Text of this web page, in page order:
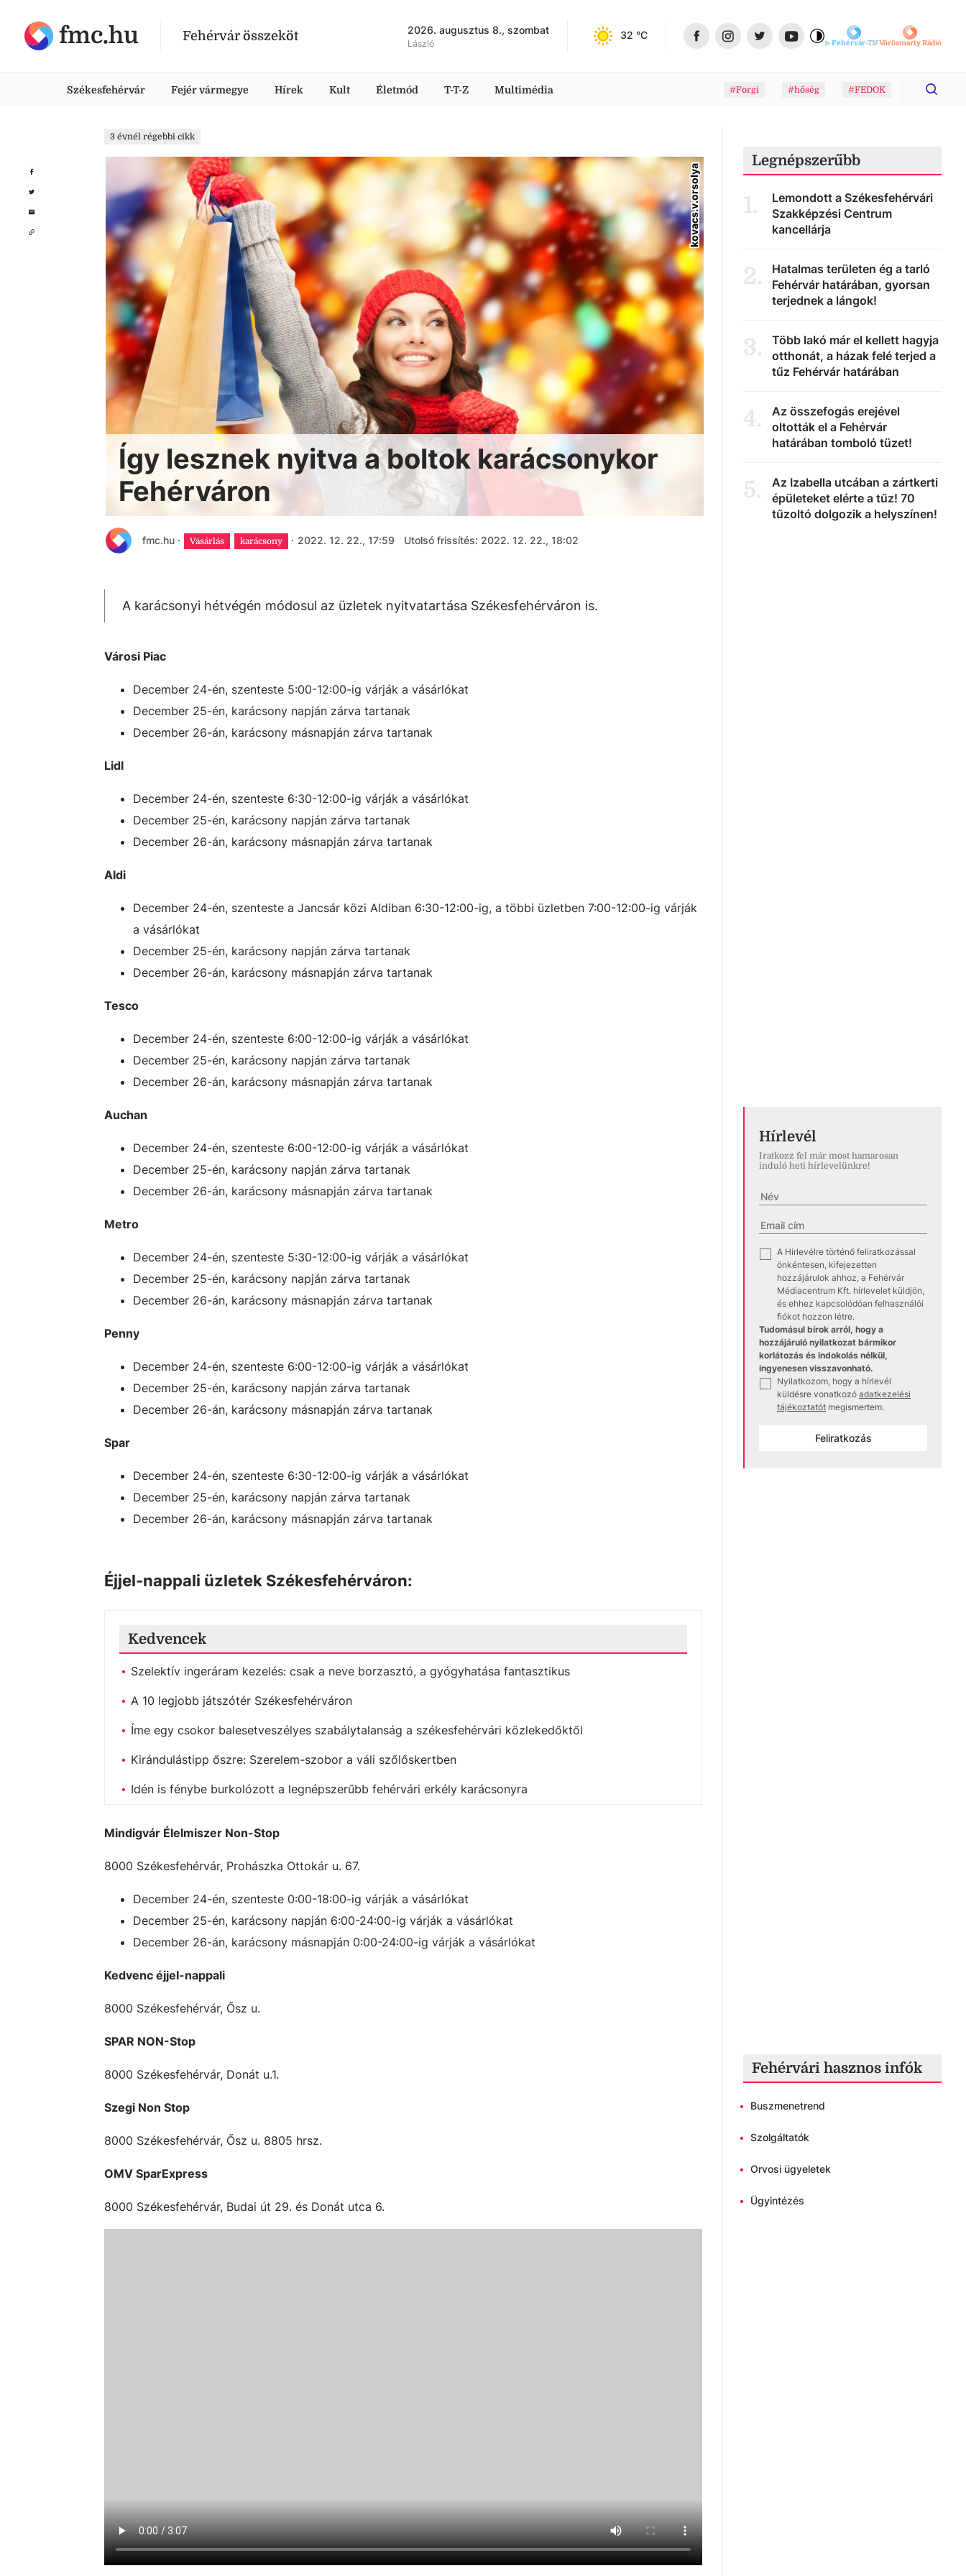
fmc.hu Fehérvár összeköt 2026. augusztus 8., szombat
László
32 °C
Fehérvár-TVVörösmarty Rádió
Székesfehérvár Fejér vármegye Hírek Kult Életmód T-T-Z Multimédia #Forgi #hőség #FEDOK
3 évnél régebbi cikk
kovacs.v.orsolya
Így lesznek nyitva a boltok karácsonykor
Fehérváron
fmc.hu · Vásárlás karácsony · 2022. 12. 22., 17:59 Utolsó frissítés: 2022. 12. 22., 18:02
A karácsonyi hétvégén módosul az üzletek nyitvatartása Székesfehérváron is.
Városi Piac
December 24-én, szenteste 5:00-12:00-ig várják a vásárlókat
December 25-én, karácsony napján zárva tartanak
December 26-án, karácsony másnapján zárva tartanak
Lidl
December 24-én, szenteste 6:30-12:00-ig várják a vásárlókat
December 25-én, karácsony napján zárva tartanak
December 26-án, karácsony másnapján zárva tartanak
Aldi
December 24-én, szenteste a Jancsár közi Aldiban 6:30-12:00-ig, a többi üzletben 7:00-12:00-ig várják
a vásárlókat
December 25-én, karácsony napján zárva tartanak
December 26-án, karácsony másnapján zárva tartanak
Tesco
December 24-én, szenteste 6:00-12:00-ig várják a vásárlókat
December 25-én, karácsony napján zárva tartanak
December 26-án, karácsony másnapján zárva tartanak
Auchan
December 24-én, szenteste 6:00-12:00-ig várják a vásárlókat
December 25-én, karácsony napján zárva tartanak
December 26-án, karácsony másnapján zárva tartanak
Metro
December 24-én, szenteste 5:30-12:00-ig várják a vásárlókat
December 25-én, karácsony napján zárva tartanak
December 26-án, karácsony másnapján zárva tartanak
Penny
December 24-én, szenteste 6:00-12:00-ig várják a vásárlókat
December 25-én, karácsony napján zárva tartanak
December 26-án, karácsony másnapján zárva tartanak
Spar
December 24-én, szenteste 6:30-12:00-ig várják a vásárlókat
December 25-én, karácsony napján zárva tartanak
December 26-án, karácsony másnapján zárva tartanak
Éjjel-nappali üzletek Székesfehérváron:
Kedvencek
Szelektív ingeráram kezelés: csak a neve borzasztó, a gyógyhatása fantasztikus
A 10 legjobb játszótér Székesfehérváron
Íme egy csokor balesetveszélyes szabálytalanság a székesfehérvári közlekedőktől
Kirándulástipp őszre: Szerelem-szobor a váli szőlőskertben
Idén is fénybe burkolózott a legnépszerűbb fehérvári erkély karácsonyra
Mindigvár Élelmiszer Non-Stop
8000 Székesfehérvár, Prohászka Ottokár u. 67.
December 24-én, szenteste 0:00-18:00-ig várják a vásárlókat
December 25-én, karácsony napján 6:00-24:00-ig várják a vásárlókat
December 26-án, karácsony másnapján 0:00-24:00-ig várják a vásárlókat
Kedvenc éjjel-nappali
8000 Székesfehérvár, Ősz u.
SPAR NON-Stop
8000 Székesfehérvár, Donát u.1.
Szegi Non Stop
8000 Székesfehérvár, Ősz u. 8805 hrsz.
OMV SparExpress
8000 Székesfehérvár, Budai út 29. és Donát utca 6.
Legnépszerűbb
1.
Lemondott a Székesfehérvári
Szakképzési Centrum
kancellárja
2.
Hatalmas területen ég a tarló
Fehérvár határában, gyorsan
terjednek a lángok!
3.
Több lakó már el kellett hagyja
otthonát, a házak felé terjed a
tűz Fehérvár határában
4.
Az összefogás erejével
oltották el a Fehérvár
határában tomboló tüzet!
5.
Az Izabella utcában a zártkerti
épületeket elérte a tűz! 70
tűzoltó dolgozik a helyszínen!
Hírlevél
Iratkozz fel már most hamarosan
induló heti hírlevelünkre!
A Hírlevélre történő feliratkozással
önkéntesen, kifejezetten
hozzájárulok ahhoz, a Fehérvár
Médiacentrum Kft. hírlevelet küldjön,
és ehhez kapcsolódóan felhasználói
fiókot hozzon létre.
Tudomásul bírok arról, hogy a
hozzájáruló nyilatkozat bármikor
korlátozás és indokolás nélkül,
ingyenesen visszavonható.
Nyilatkozom, hogy a hírlevél
küldésre vonatkozó adatkezelési
tájékoztatót megismertem.
Feliratkozás
Fehérvári hasznos infók
• Buszmenetrend
• Szolgáltatók
• Orvosi ügyeletek
• Ügyintézés